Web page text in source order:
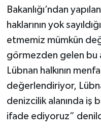
Bakanlığı’ndan
haklarının yok
etmemiz mümkün
görmezden gelen bu
Lübnan halkının
değerlendiriyor,
denizcilik alanında iş
ifade ediyoruz”